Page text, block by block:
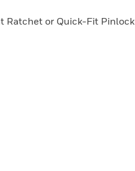
Ratchet or Quick-Fit Pinlock